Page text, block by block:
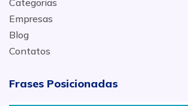
Empresas
Blog
Contatos
Frases Posicionadas